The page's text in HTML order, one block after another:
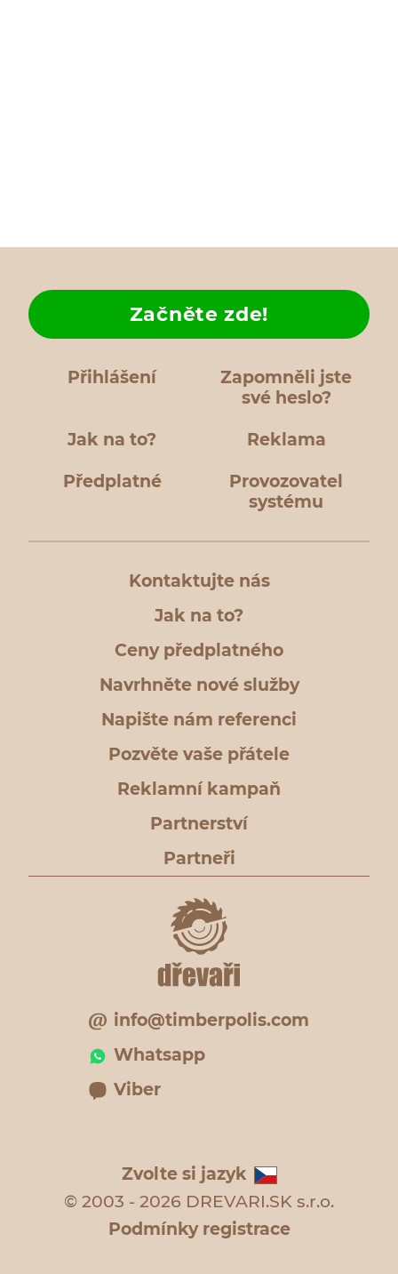
Přihlášení
Zapomněli jste
své heslo?
Jak na to?
Začněte zde!
Reklama
Předplatné
Provozovatel
systému
Kontaktujte nás
Jak na to?
Ceny předplatného
Navrhněte nové služby
Napište nám referenci
Pozvěte vaše přátele
Reklamní kampaň
Partnerství
Partneři
info@timberpolis.com
Whatsapp
Viber
Zvolte si jazyk
© 2003 - 2026 DREVARI.SK s.r.o.
Podmínky registrace